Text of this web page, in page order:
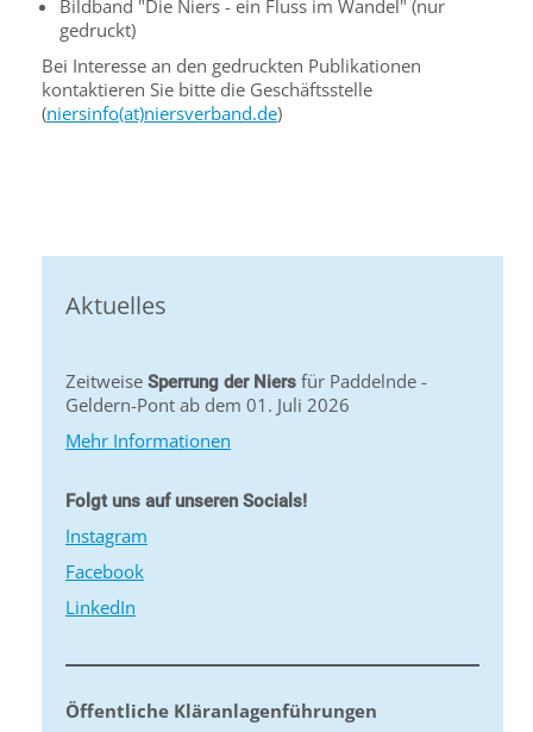
Bildband "Die Niers - ein Fluss im Wandel" (nur
gedruckt)
Bei Interesse an den gedruckten Publikationen
kontaktieren Sie bitte die Geschäftsstelle
(niersinfo(at)niersverband.de)
Aktuelles
Zeitweise Sperrung der Niers für Paddelnde -
Geldern-Pont ab dem 01. Juli 2026
Mehr Informationen
Folgt uns auf unseren Socials!
Instagram
Facebook
LinkedIn
Öffentliche Kläranlagenführungen